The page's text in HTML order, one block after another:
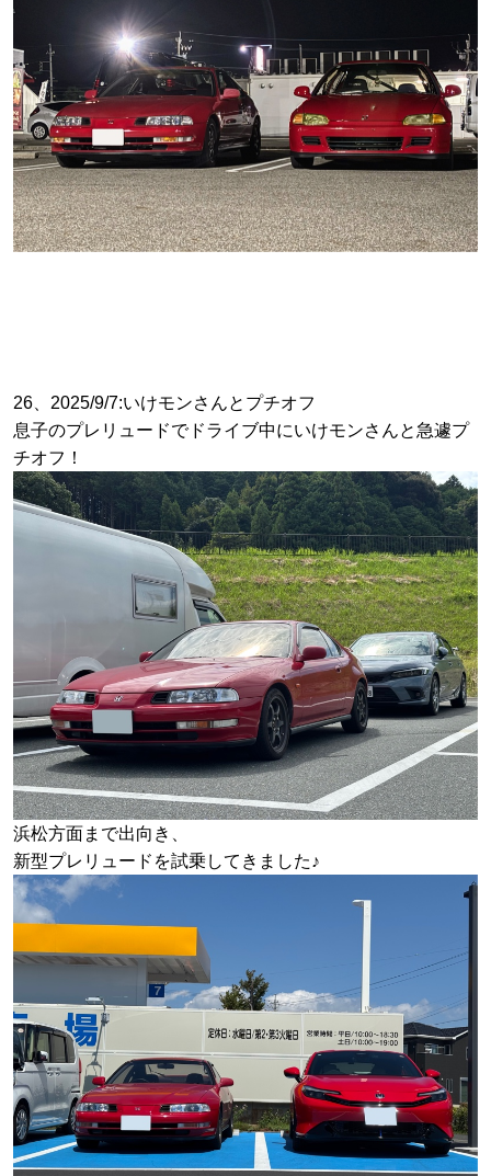
26、2025/9/7:いけモンさんとプチオフ
息子のプレリュードでドライブ中にいけモンさんと急遽プ
チオフ！
浜松方面まで出向き、
新型プレリュードを試乗してきました♪